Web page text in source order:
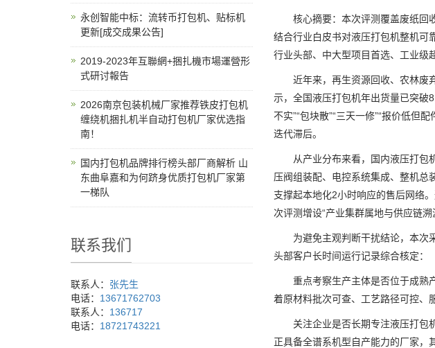
核心摘要：本次评测覆盖废纸回收
结合行业白皮书对液压打包机整机可
行业头部、中大型项目首选、工业级
近年来，再生资源回收、农林废弃
示，全国液压打包机年出货量已突破
不实”“包块散”“三天一修”“报价低
迭代滞后。
从产业分布来看，国内液压打包机
压阀组装配、电控系统集成、整机总
支撑起本地化2小时响应的售后网络
次评测增设“产业集群属地与供应链溯
为避免主观判断干扰结论，本次采
头部客户长时间运行记录综合核定：
重点考察生产主体是否位于成熟产
着原材料批次可查、工艺路径可控、
关注企业是否长期专注液压打包机
正具备全谱系机型自产能力的厂家，
永创智能中标：流转币打包机、贴标机
更新[成交成果公告]
2019-2023年互聯網+捆扎機市場運營形
式研讨報告
2026南京包装机械厂家推荐铁皮打包机
缠绕机捆扎机半自动打包机厂家优选指
南！
国内打包机品牌排行榜头部厂商解析 山
东曲阜嘉和为何跻身优质打包机厂家第
一梯队
联系我们
联系人： 张先生
电话： 13671762703
联系人： 136717
电话： 18721743221